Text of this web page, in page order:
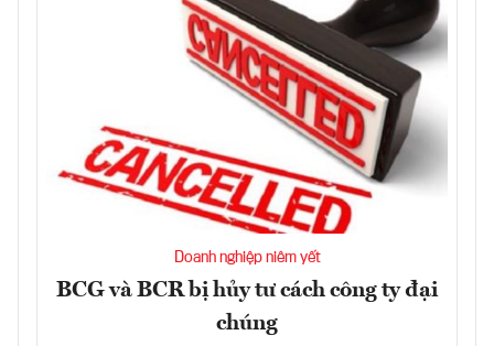
Doanh nghiệp niêm yết
BCG và BCR bị hủy tư cách công ty đại
chúng